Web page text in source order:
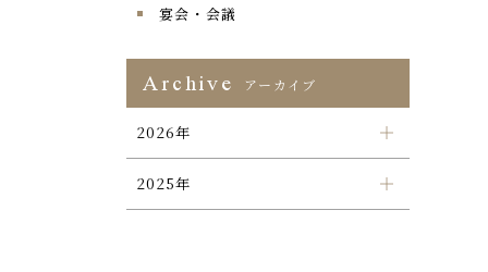
宴会・会議
Archive アーカイブ
2026年
2025年